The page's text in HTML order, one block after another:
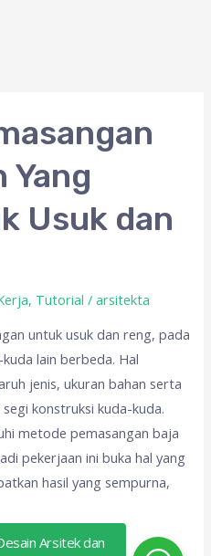
Yang
Usuk dan
, Tutorial /arsitekta
untuk usuk dan reng, pada
lain berbeda. Hal
jenis, ukuran bahan serta
konstruksi kuda-kuda.
metode pemasangan baja
pekerjaan ini buka hal yang
hasil yang sempurna,
Arsitek dan